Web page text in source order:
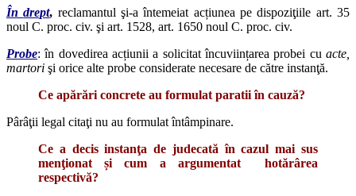
În drept, reclamantul şi-a întemeiat acțiunea pe dispoziţiile art. 35
noul C. proc. civ. şi art. 1528, art. 1650 noul C. proc. civ.
Probe: în dovedirea acțiunii a solicitat încuviințarea probei cu acte,
martori şi orice alte probe considerate necesare de către instanţă.
Ce apărări concrete au formulat paratii în cauză?
Pârâţii legal citaţi nu au formulat întâmpinare.
Ce a decis instanţa de judecată în cazul mai sus
menţionat și cum a argumentat hotărârea
respectivă?